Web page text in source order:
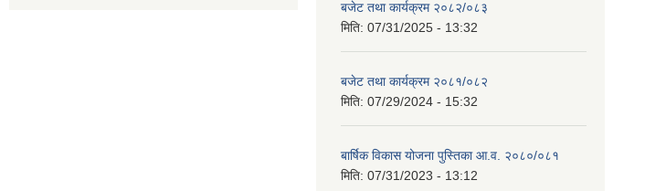
बजेट तथा कार्यक्रम २०८२/०८३
मिति: 07/31/2025 - 13:32
बजेट तथा कार्यक्रम २०८१/०८२
मिति: 07/29/2024 - 15:32
बार्षिक विकास योजना पुस्तिका आ.व. २०८०/०८१
मिति: 07/31/2023 - 13:12